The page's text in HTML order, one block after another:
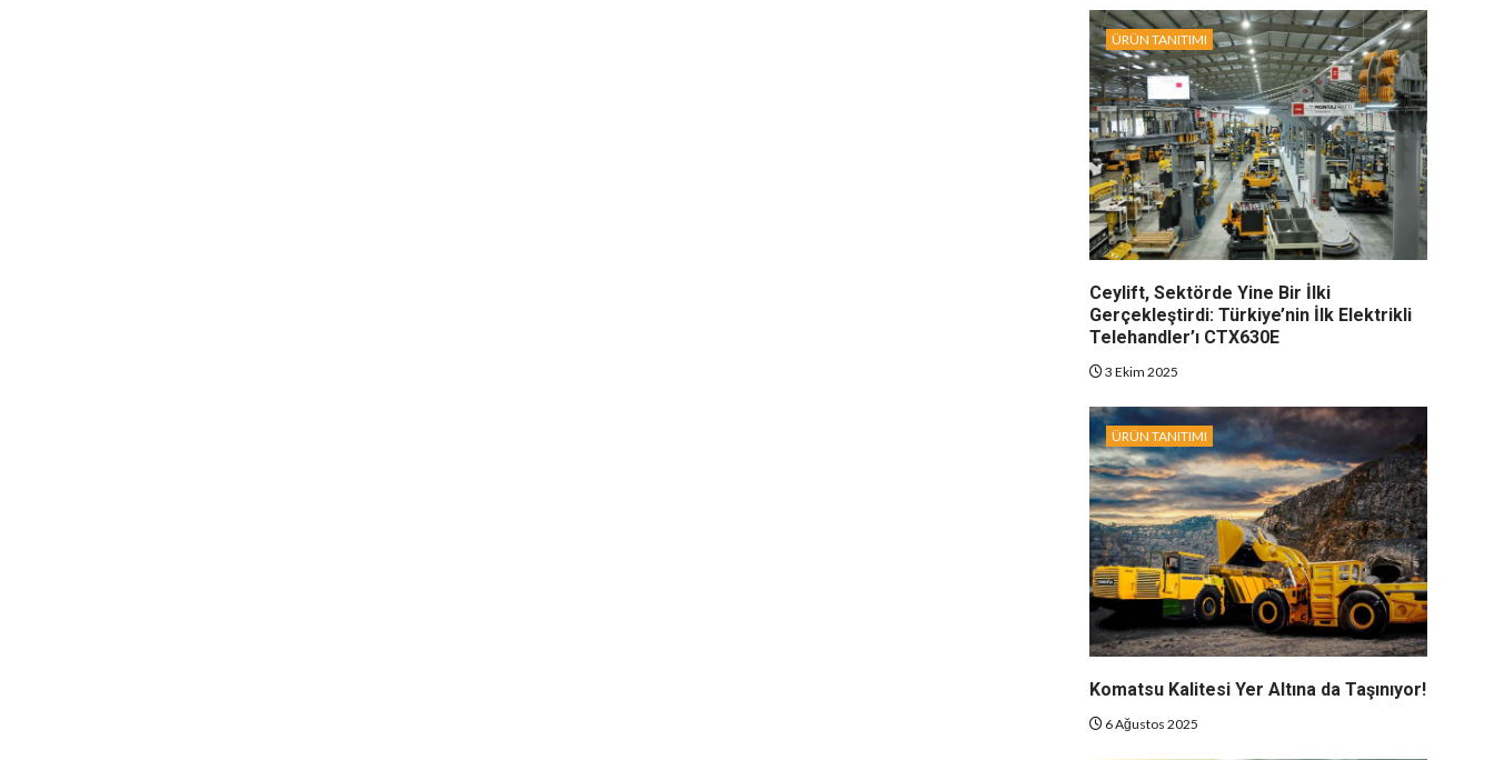
ÜRÜN TANITIMI
Ceylift, Sektörde Yine Bir İlki
Gerçekleştirdi: Türkiye’nin İlk Elektrikli
Telehandler’ı CTX630E
3 Ekim 2025
ÜRÜN TANITIMI
Komatsu Kalitesi Yer Altına da Taşınıyor!
6 Ağustos 2025